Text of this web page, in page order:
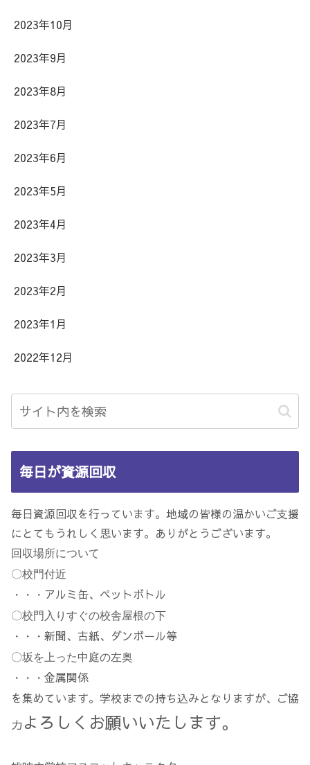
2023年10月
2023年9月
2023年8月
2023年7月
2023年6月
2023年5月
2023年4月
2023年3月
2023年2月
2023年1月
2022年12月
毎日が資源回収
毎日資源回収を行っています。地域の皆様の温かいご支援
にとてもうれしく思います。ありがとうございます。
回収場所について
〇校門付近
・・・ アルミ缶、ペットボトル
〇校門入りすぐの校舎屋根の下
・・・ 新聞、古紙、ダンボール等
〇坂を上った中庭の左奥
・・・ 金属関係
を集めています。学校までの持ち込みとなりますが、ご協
力 よろしくお願いいたします。